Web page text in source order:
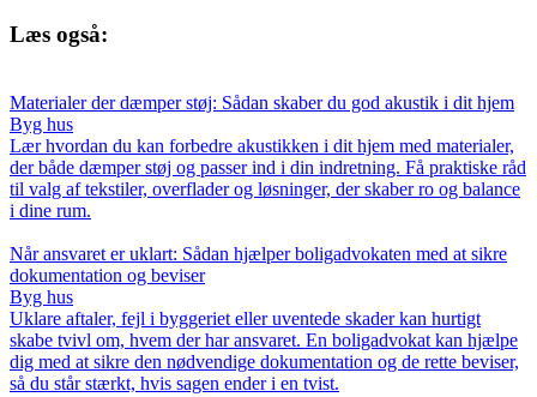
Læs også:
Materialer der dæmper støj: Sådan skaber du god akustik i dit hjem
Byg hus
Lær hvordan du kan forbedre akustikken i dit hjem med materialer,
der både dæmper støj og passer ind i din indretning. Få praktiske råd
til valg af tekstiler, overflader og løsninger, der skaber ro og balance
i dine rum.
Når ansvaret er uklart: Sådan hjælper boligadvokaten med at sikre
dokumentation og beviser
Byg hus
Uklare aftaler, fejl i byggeriet eller uventede skader kan hurtigt
skabe tvivl om, hvem der har ansvaret. En boligadvokat kan hjælpe
dig med at sikre den nødvendige dokumentation og de rette beviser,
så du står stærkt, hvis sagen ender i en tvist.